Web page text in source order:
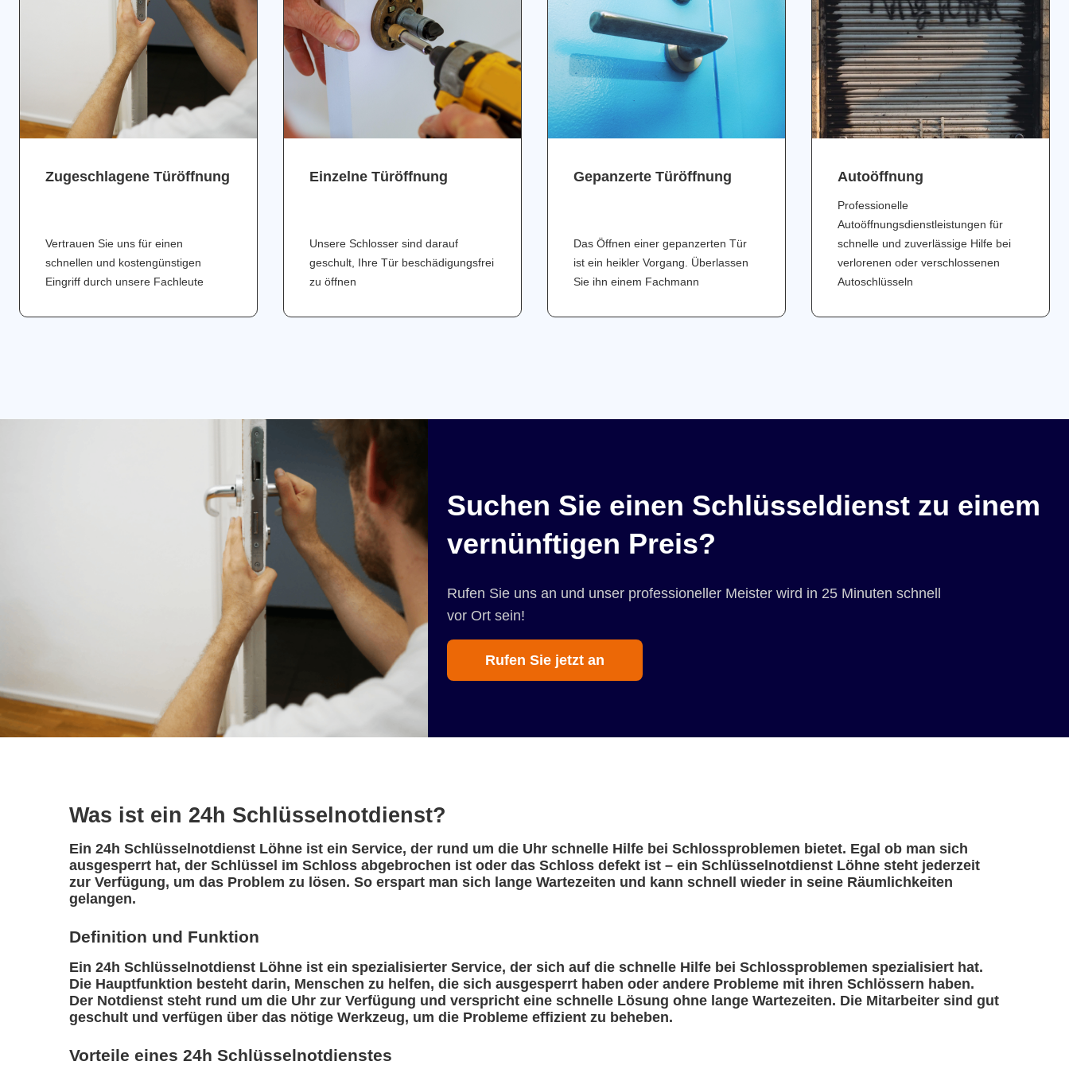
Zugeschlagene Türöffnung
Vertrauen Sie uns für einen
schnellen und kostengünstigen
Eingriff durch unsere Fachleute
Einzelne Türöffnung
Unsere Schlosser sind darauf
geschult, Ihre Tür beschädigungsfrei
zu öffnen
Gepanzerte Türöffnung
Das Öffnen einer gepanzerten Tür
ist ein heikler Vorgang. Überlassen
Sie ihn einem Fachmann
Аutoöffnung
Professionelle
Autoöffnungsdienstleistungen für
schnelle und zuverlässige Hilfe bei
verlorenen oder verschlossenen
Autoschlüsseln
Suchen Sie einen Schlüsseldienst zu einem
vernünftigen Preis?
Rufen Sie uns an und unser professioneller Meister wird in 25 Minuten schnell
vor Ort sein!
Rufen Sie jetzt an
Was ist ein 24h Schlüsselnotdienst?
Ein 24h Schlüsselnotdienst Löhne ist ein Service, der rund um die Uhr schnelle Hilfe bei Schlossproblemen bietet. Egal ob man sich
ausgesperrt hat, der Schlüssel im Schloss abgebrochen ist oder das Schloss defekt ist – ein Schlüsselnotdienst Löhne steht jederzeit
zur Verfügung, um das Problem zu lösen. So erspart man sich lange Wartezeiten und kann schnell wieder in seine Räumlichkeiten
gelangen.
Definition und Funktion
Ein 24h Schlüsselnotdienst Löhne ist ein spezialisierter Service, der sich auf die schnelle Hilfe bei Schlossproblemen spezialisiert hat.
Die Hauptfunktion besteht darin, Menschen zu helfen, die sich ausgesperrt haben oder andere Probleme mit ihren Schlössern haben.
Der Notdienst steht rund um die Uhr zur Verfügung und verspricht eine schnelle Lösung ohne lange Wartezeiten. Die Mitarbeiter sind gut
geschult und verfügen über das nötige Werkzeug, um die Probleme effizient zu beheben.
Vorteile eines 24h Schlüsselnotdienstes